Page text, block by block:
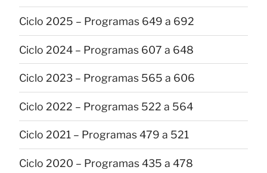
Ciclo 2025 – Programas 649 a 692
Ciclo 2024 – Programas 607 a 648
Ciclo 2023 – Programas 565 a 606
Ciclo 2022 – Programas 522 a 564
Ciclo 2021 – Programas 479 a 521
Ciclo 2020 – Programas 435 a 478